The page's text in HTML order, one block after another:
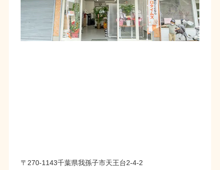
〒270-1143千葉県我孫子市天王台2-4-2